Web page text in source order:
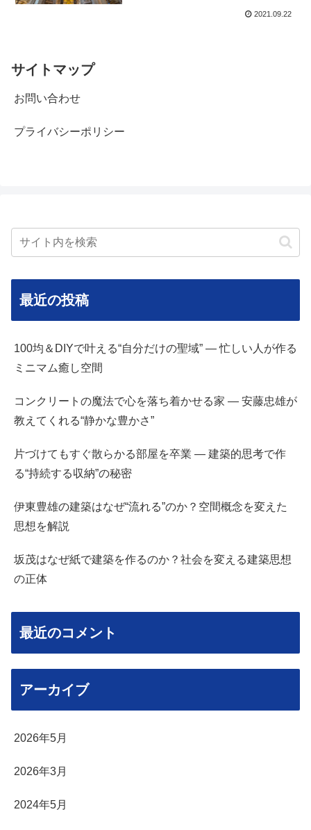
2021.09.22
サイトマップ
お問い合わせ
プライバシーポリシー
最近の投稿
100均＆DIYで叶える“自分だけの聖域” — 忙しい人が作る
ミニマム癒し空間
コンクリートの魔法で心を落ち着かせる家 — 安藤忠雄が
教えてくれる“静かな豊かさ”
片づけてもすぐ散らかる部屋を卒業 — 建築的思考で作
る“持続する収納”の秘密
伊東豊雄の建築はなぜ“流れる”のか？空間概念を変えた
思想を解説
坂茂はなぜ紙で建築を作るのか？社会を変える建築思想
の正体
最近のコメント
アーカイブ
2026年5月
2026年3月
2024年5月